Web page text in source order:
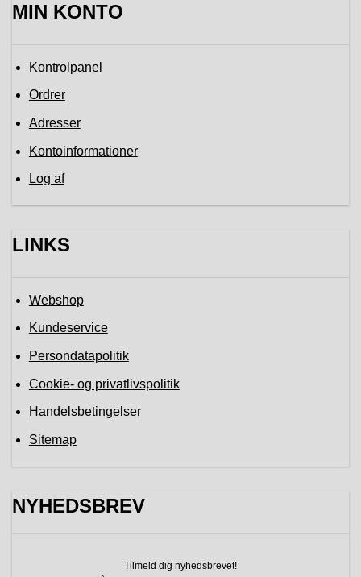
MIN KONTO
Kontrolpanel
Ordrer
Adresser
Kontoinformationer
Log af
LINKS
Webshop
Kundeservice
Persondatapolitik
Cookie- og privatlivspolitik
Handelsbetingelser
Sitemap
NYHEDSBREV
Tilmeld dig nyhedsbrevet!